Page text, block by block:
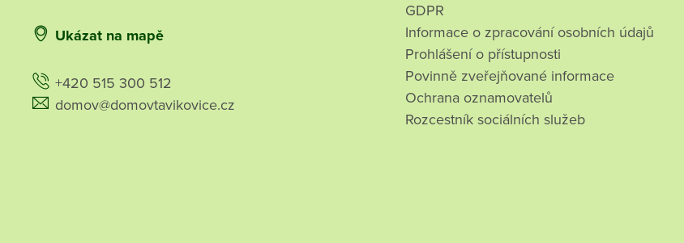
Ukázat na mapě
+420 515 300 512
domov@domovtavikovice.cz
GDPR
Informace o zpracování osobních údajů
Prohlášení o přístupnosti
Povinně zveřejňované informace
Ochrana oznamovatelů
Rozcestník sociálních služeb